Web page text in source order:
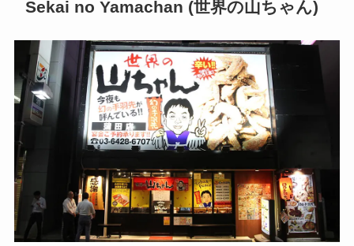
Sekai no Yamachan (世界の山ちゃん)